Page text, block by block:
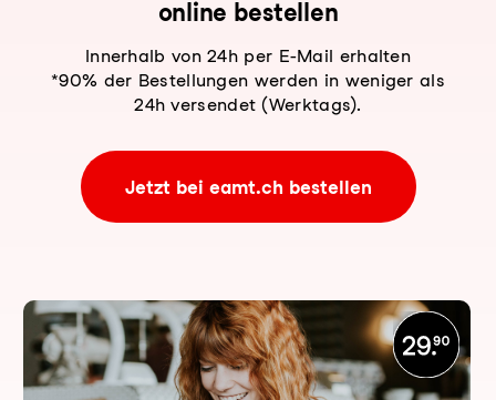
online bestellen
Innerhalb von 24h per E-Mail erhalten
*90% der Bestellungen werden in weniger als
24h versendet (Werktags).
Jetzt bei eamt.ch bestellen